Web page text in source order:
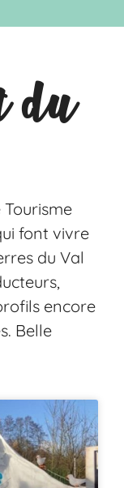
du
font vivre
du Val
encore
Belle